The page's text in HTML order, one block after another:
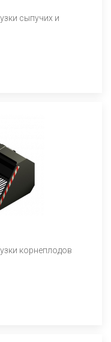
сыпучих и
корнеплодов